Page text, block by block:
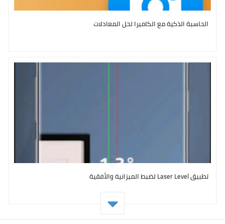
الحاسبة الذكية مع الكاميرا لحل المعادلات
تطبيق Laser Level لضبط الميزانية والأفقية